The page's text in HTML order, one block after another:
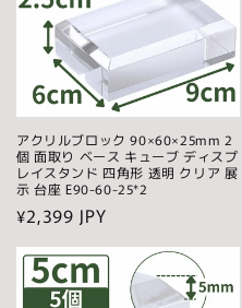
アクリルブロック 90×60×25mm 2
個 面取り ベース キューブ ディスプ
レイスタンド 四角形 透明 クリア 展
示 台座 E90-60-25*2
通
常
価
格
¥2,399 JPY